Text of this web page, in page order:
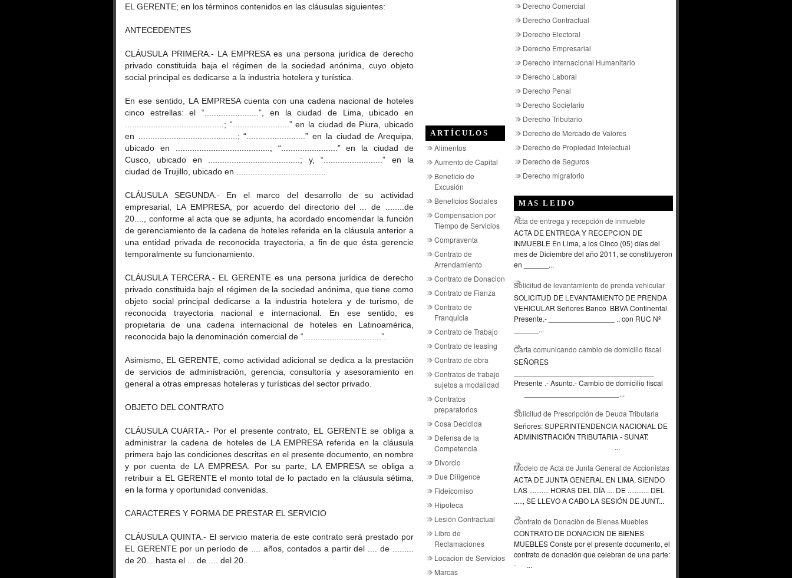
EL GERENTE; en los términos contenidos en las cláusulas siguientes:
ANTECEDENTES
CLÁUSULA PRIMERA.- LA EMPRESA es una persona jurídica de derecho
privado constituida baja el régimen de la sociedad anónima, cuyo objeto
social principal es dedicarse a la industria hotelera y turística.
En ese sentido, LA EMPRESA cuenta con una cadena nacional de hoteles
cinco estrellas: el “.......................”, en la ciudad de Lima, ubicado en
..........................................; “........................” en la ciudad de Piura, ubicado
en ..........................................; “.........................” en la ciudad de Arequipa,
ubicado en ........................................; “........................” en la ciudad de
Cusco, ubicado en .......................................; y, “.........................” en la
ciudad de Trujillo, ubicado en ......................................
CLÁUSULA SEGUNDA.- En el marco del desarrollo de su actividad
empresarial, LA EMPRESA, por acuerdo del directorio del ... de ........de
20...., conforme al acta que se adjunta, ha acordado encomendar la función
de gerenciamiento de la cadena de hoteles referida en la cláusula anterior a
una entidad privada de reconocida trayectoria, a fin de que ésta gerencie
temporalmente su funcionamiento.
CLÁUSULA TERCERA.- EL GERENTE es una persona jurídica de derecho
privado constituida bajo el régimen de la sociedad anónima, que tiene como
objeto social principal dedicarse a la industria hotelera y de turismo, de
reconocida trayectoria nacional e internacional. En ese sentido, es
propietaria de una cadena internacional de hoteles en Latinoamérica,
reconocida bajo la denominación comercial de “.................................”.
Asimismo, EL GERENTE, como actividad adicional se dedica a la prestación
de servicios de administración, gerencia, consultoría y asesoramiento en
general a otras empresas hoteleras y turísticas del sector privado.
OBJETO DEL CONTRATO
CLÁUSULA CUARTA.- Por el presente contrato, EL GERENTE se obliga a
administrar la cadena de hoteles de LA EMPRESA referida en la cláusula
primera bajo las condiciones descritas en el presente documento, en nombre
y por cuenta de LA EMPRESA. Por su parte, LA EMPRESA se obliga a
retribuir a EL GERENTE el monto total de lo pactado en la cláusula sétima,
en la forma y oportunidad convenidas.
CARACTERES Y FORMA DE PRESTAR EL SERVICIO
CLÁUSULA QUINTA.- El servicio materia de este contrato será prestado por
EL GERENTE por un período de .... años, contados a partir del .... de .........
de 20... hasta el ... de .... del 20..
ARTÍCULOS
Alimentos
Aumento de Capital
Beneficio de
Excusión
Beneficios Sociales
Compensacion por
Tiempo de Servicios
Compraventa
Contrato de
Arrendamiento
Contrato de Donacion
Contrato de Fianza
Contrato de
Franquicia
Contrato de Trabajo
Contrato de leasing
Contrato de obra
Contratos de trabajo
sujetos a modalidad
Contratos
preparatorios
Cosa Decidida
Defensa de la
Competencia
Divorcio
Due Diligence
Fideicomiso
Hipoteca
Lesión Contractual
Libro de
Reclamaciones
Locacion de Servicios
Marcas
Derecho Comercial
Derecho Contractual
Derecho Electoral
Derecho Empresarial
Derecho Internacional Humanitario
Derecho Laboral
Derecho Penal
Derecho Societario
Derecho Tributario
Derecho de Mercado de Valores
Derecho de Propiedad Intelectual
Derecho de Seguros
Derecho migratorio
MAS LEIDO
Acta de entrega y recepción de inmueble
ACTA DE ENTREGA Y RECEPCION DE
INMUEBLE En Lima, a los Cinco (05) días del
mes de Diciembre del año 2011, se constituyeron
en ______...
Solicitud de levantamiento de prenda vehicular
SOLICITUD DE LEVANTAMIENTO DE PRENDA
VEHICULAR Señores Banco BBVA Continental
Presente.- ________________ ., con RUC Nº
______...
Carta comunicando cambio de domicilio fiscal
SEÑORES
Presente .- Asunto.- Cambio de domicilio fiscal
_______________________...
Solicitud de Prescripción de Deuda Tributaria
Señores: SUPERINTENDENCIA NACIONAL DE
ADMINISTRACIÓN TRIBUTARIA - SUNAT:
...
Modelo de Acta de Junta General de Accionistas
ACTA DE JUNTA GENERAL EN LIMA, SIENDO
LAS ........... HORAS DEL DÍA .... DE ............ DEL
....., SE LLEVO A CABO LA SESIÓN DE JUNT...
Contrato de Donaciòn de Bienes Muebles
CONTRATO DE DONACION DE BIENES
MUEBLES Conste por el presente documento, el
contrato de donación que celebran de una parte:
- ...